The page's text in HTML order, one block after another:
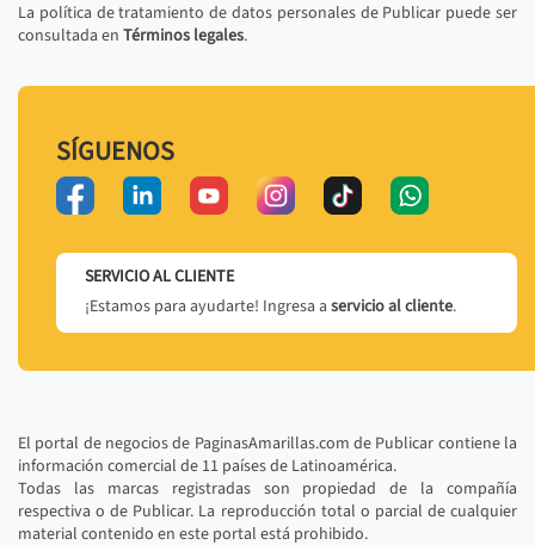
La política de tratamiento de datos personales de Publicar puede ser
consultada en Términos legales.
SÍGUENOS
SERVICIO AL CLIENTE
¡Estamos para ayudarte! Ingresa a servicio al cliente.
El portal de negocios de PaginasAmarillas.com de Publicar contiene la
información comercial de 11 países de Latinoamérica.
Todas las marcas registradas son propiedad de la compañía
respectiva o de Publicar. La reproducción total o parcial de cualquier
material contenido en este portal está prohibido.